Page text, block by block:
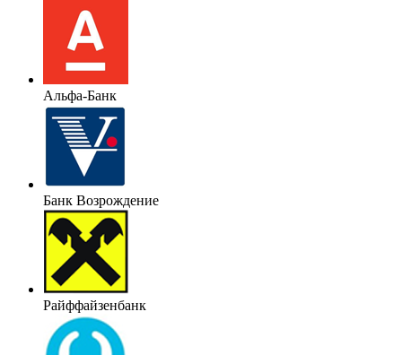
Альфа-Банк
Банк Возрождение
Райффайзенбанк